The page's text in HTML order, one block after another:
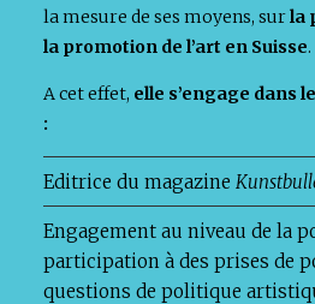
la mesure de ses moyens, surla
la promotion de l’art en Suisse.
A cet effet, elle s’engage dans
:
Editrice du magazine
Engagement au niveau de la
participation à des prises de
questions de politique